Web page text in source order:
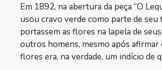
Em 1892, na abertura da peça “O
usou cravo verde como parte de
portassem as flores na lapela de
outros homens, mesmo após
flores era, na verdade, um indício de